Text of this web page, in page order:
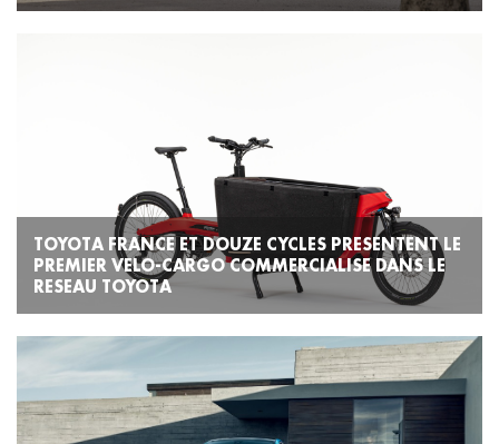
TOYOTA FRANCE ET DOUZE CYCLES PRESENTENT LE
PREMIER VELO-CARGO COMMERCIALISE DANS LE
RESEAU TOYOTA